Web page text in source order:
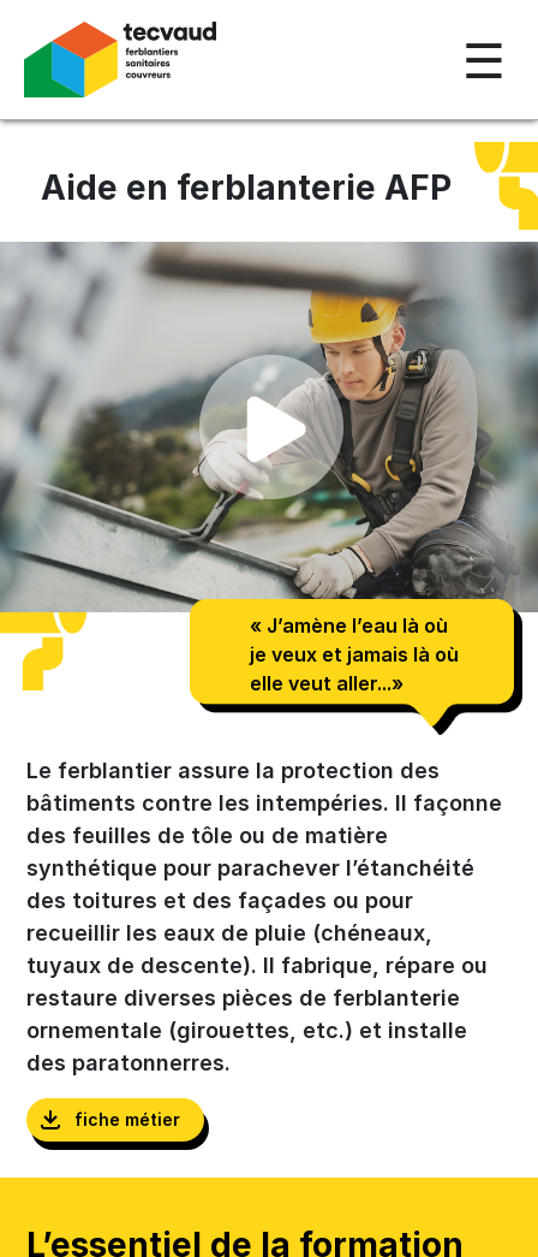
☰
Aide en ferblanterie AFP
« J’amène l’eau là où
je veux et jamais là où
elle veut aller...»
Le ferblantier assure la protection des
bâtiments contre les intempéries. Il façonne
des feuilles de tôle ou de matière
synthétique pour parachever l’étanchéité
des toitures et des façades ou pour
recueillir les eaux de pluie (chéneaux,
tuyaux de descente). Il fabrique, répare ou
restaure diverses pièces de ferblanterie
ornementale (girouettes, etc.) et installe
des paratonnerres.
fiche métier
L’essentiel de la formation